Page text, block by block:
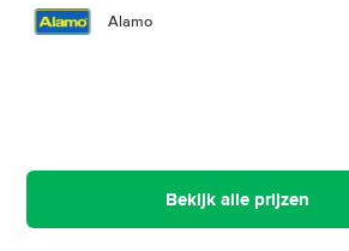
Alamo
Bekijk alle prijzen